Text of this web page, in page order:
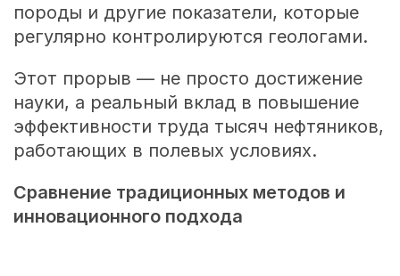
породы и другие показатели, которые
регулярно контролируются геологами.
Этот прорыв — не просто достижение
науки, а реальный вклад в повышение
эффективности труда тысяч нефтяников,
работающих в полевых условиях.
Сравнение традиционных методов и
инновационного подхода